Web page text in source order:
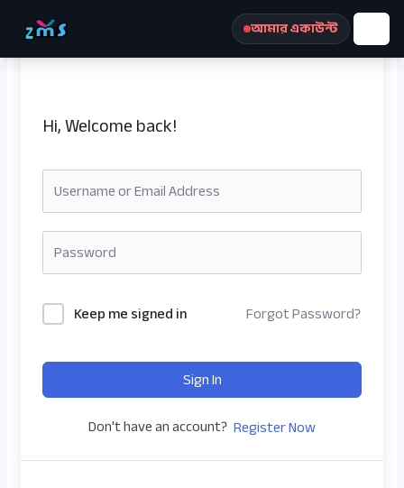
আমার একাউন্ট
Hi, Welcome back!
Keep me signed in Forgot Password?
Sign In
Don't have an account? Register Now